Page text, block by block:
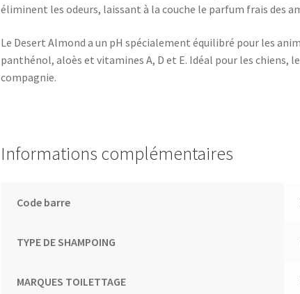
éliminent les odeurs, laissant à la couche le parfum frais des
Le Desert Almond a un pH spécialement équilibré pour les
panthénol, aloès et vitamines A, D et E. Idéal pour les chiens,
compagnie.
Informations complémentaires
Code barre
TYPE DE SHAMPOING
MARQUES TOILETTAGE